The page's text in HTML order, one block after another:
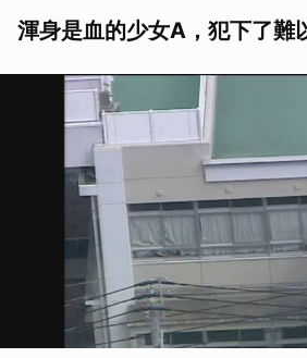
渾身是血的少女A，犯下了難